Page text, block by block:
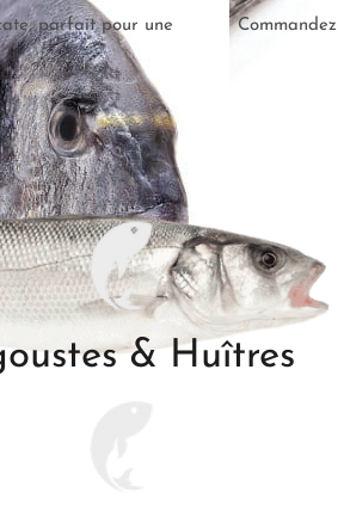
parfait pour une
Commandez
& Huîtres